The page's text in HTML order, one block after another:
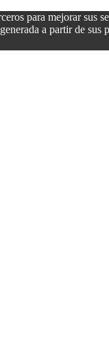
para mejorar sus
a partir de